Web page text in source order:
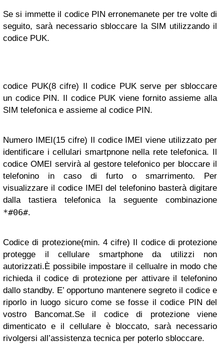
Se si immette il codice PIN erronemanete per tre volte di
seguito, sarà necessario sbloccare la SIM utilizzando il
codice PUK.
codice PUK(8 cifre) Il codice PUK serve per sbloccare
un codice PIN. Il codice PUK viene fornito assieme alla
SIM telefonica e assieme al codice PIN.
Numero IMEI(15 cifre) Il codice IMEI viene utilizzato per
identificare i cellulari smartpnone nella rete telefonica. Il
codice OMEI servirà al gestore telefonico per bloccare il
telefonino in caso di furto o smarrimento. Per
visualizzare il codice IMEI del telefonino basterà digitare
dalla tastiera telefonica la seguente combinazione
*#06#.
Codice di protezione(min. 4 cifre) Il codice di protezione
protegge il cellulare smartphone da utilizzi non
autorizzati.È possibile impostare il cellualre in modo che
richieda il codice di protezione per attivare il telefonino
dallo standby. E’ opportuno mantenere segreto il codice e
riporlo in luogo sicuro come se fosse il codice PIN del
vostro Bancomat.Se il codice di protezione viene
dimenticato e il cellulare è bloccato, sarà necessario
rivolgersi all’assistenza tecnica per poterlo sbloccare.